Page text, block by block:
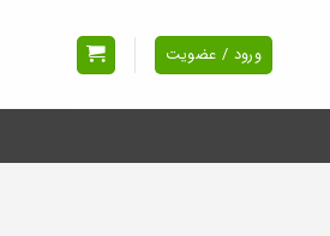
ورود / عضویت